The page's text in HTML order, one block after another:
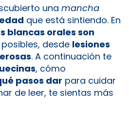
una mancha
que está sintiendo. En
blancas orales son
desde lesiones
. A continuación te
, cómo
pasos dar para cuidar
de leer, te sientas más